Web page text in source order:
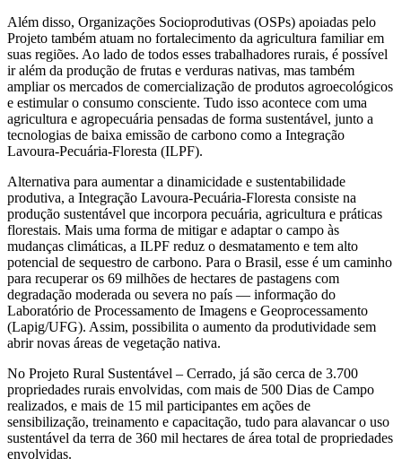
Além disso, Organizações Socioprodutivas (OSPs) apoiadas pelo
Projeto também atuam no fortalecimento da agricultura familiar em
suas regiões. Ao lado de todos esses trabalhadores rurais, é possível
ir além da produção de frutas e verduras nativas, mas também
ampliar os mercados de comercialização de produtos agroecológicos
e estimular o consumo consciente. Tudo isso acontece com uma
agricultura e agropecuária pensadas de forma sustentável, junto a
tecnologias de baixa emissão de carbono como a Integração
Lavoura-Pecuária-Floresta (ILPF).
Alternativa para aumentar a dinamicidade e sustentabilidade
produtiva, a Integração Lavoura-Pecuária-Floresta consiste na
produção sustentável que incorpora pecuária, agricultura e práticas
florestais. Mais uma forma de mitigar e adaptar o campo às
mudanças climáticas, a ILPF reduz o desmatamento e tem alto
potencial de sequestro de carbono. Para o Brasil, esse é um caminho
para recuperar os 69 milhões de hectares de pastagens com
degradação moderada ou severa no país — informação do
Laboratório de Processamento de Imagens e Geoprocessamento
(Lapig/UFG). Assim, possibilita o aumento da produtividade sem
abrir novas áreas de vegetação nativa.
No Projeto Rural Sustentável – Cerrado, já são cerca de 3.700
propriedades rurais envolvidas, com mais de 500 Dias de Campo
realizados, e mais de 15 mil participantes em ações de
sensibilização, treinamento e capacitação, tudo para alavancar o uso
sustentável da terra de 360 mil hectares de área total de propriedades
envolvidas.